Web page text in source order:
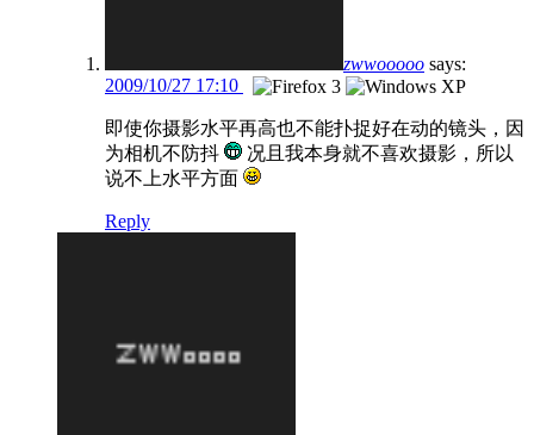
zwwooooo says:
2009/10/27 17:10
即使你摄影水平再高也不能扑捉好在动的镜头，因
为相机不防抖
况且我本身就不喜欢摄影，所以
说不上水平方面
Reply